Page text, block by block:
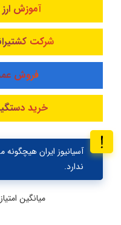
آموزش
شرکت
فروش
خرید
آسیانیوز ایران هیچگونه
ندارد.
میانگین امتیاز